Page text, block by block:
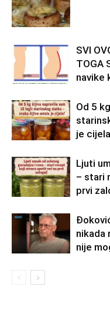
SVI
TOGA
navike
Od 5
je
Ljuti
– stari
prvi
nikada
nije